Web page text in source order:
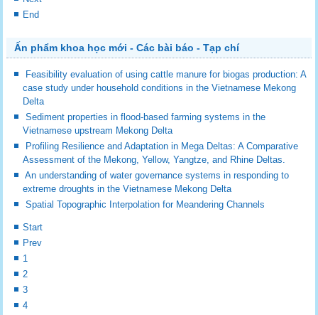
End
Ấn phẩm khoa học mới - Các bài báo - Tạp chí
Feasibility evaluation of using cattle manure for biogas production: A
case study under household conditions in the Vietnamese Mekong
Delta
Sediment properties in flood-based farming systems in the
Vietnamese upstream Mekong Delta
Profiling Resilience and Adaptation in Mega Deltas: A Comparative
Assessment of the Mekong, Yellow, Yangtze, and Rhine Deltas.
An understanding of water governance systems in responding to
extreme droughts in the Vietnamese Mekong Delta
Spatial Topographic Interpolation for Meandering Channels
Start
Prev
1
2
3
4